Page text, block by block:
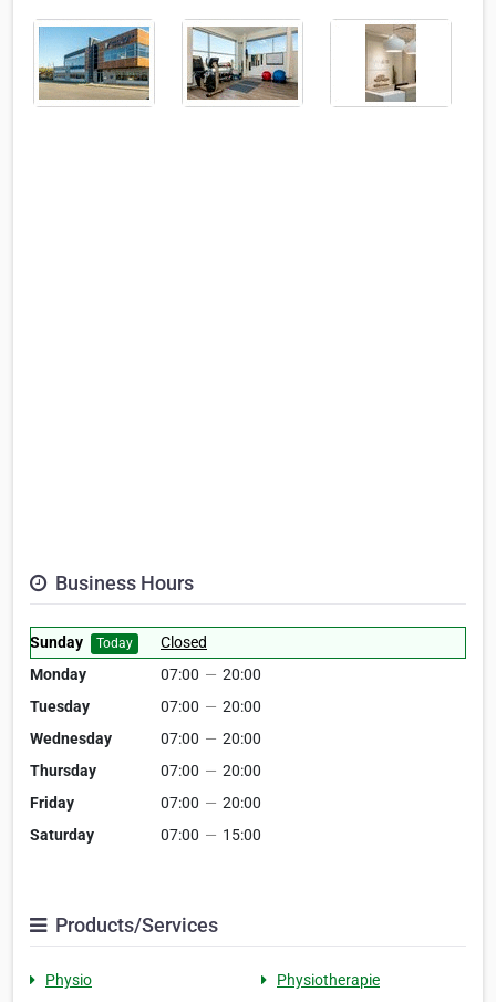
Business Hours
Sunday Today
Closed
Monday
07:00 — 20:00
Tuesday
07:00 — 20:00
Wednesday
07:00 — 20:00
Thursday
07:00 — 20:00
Friday
07:00 — 20:00
Saturday
07:00 — 15:00
Products/Services
Physio
Physiotherapie